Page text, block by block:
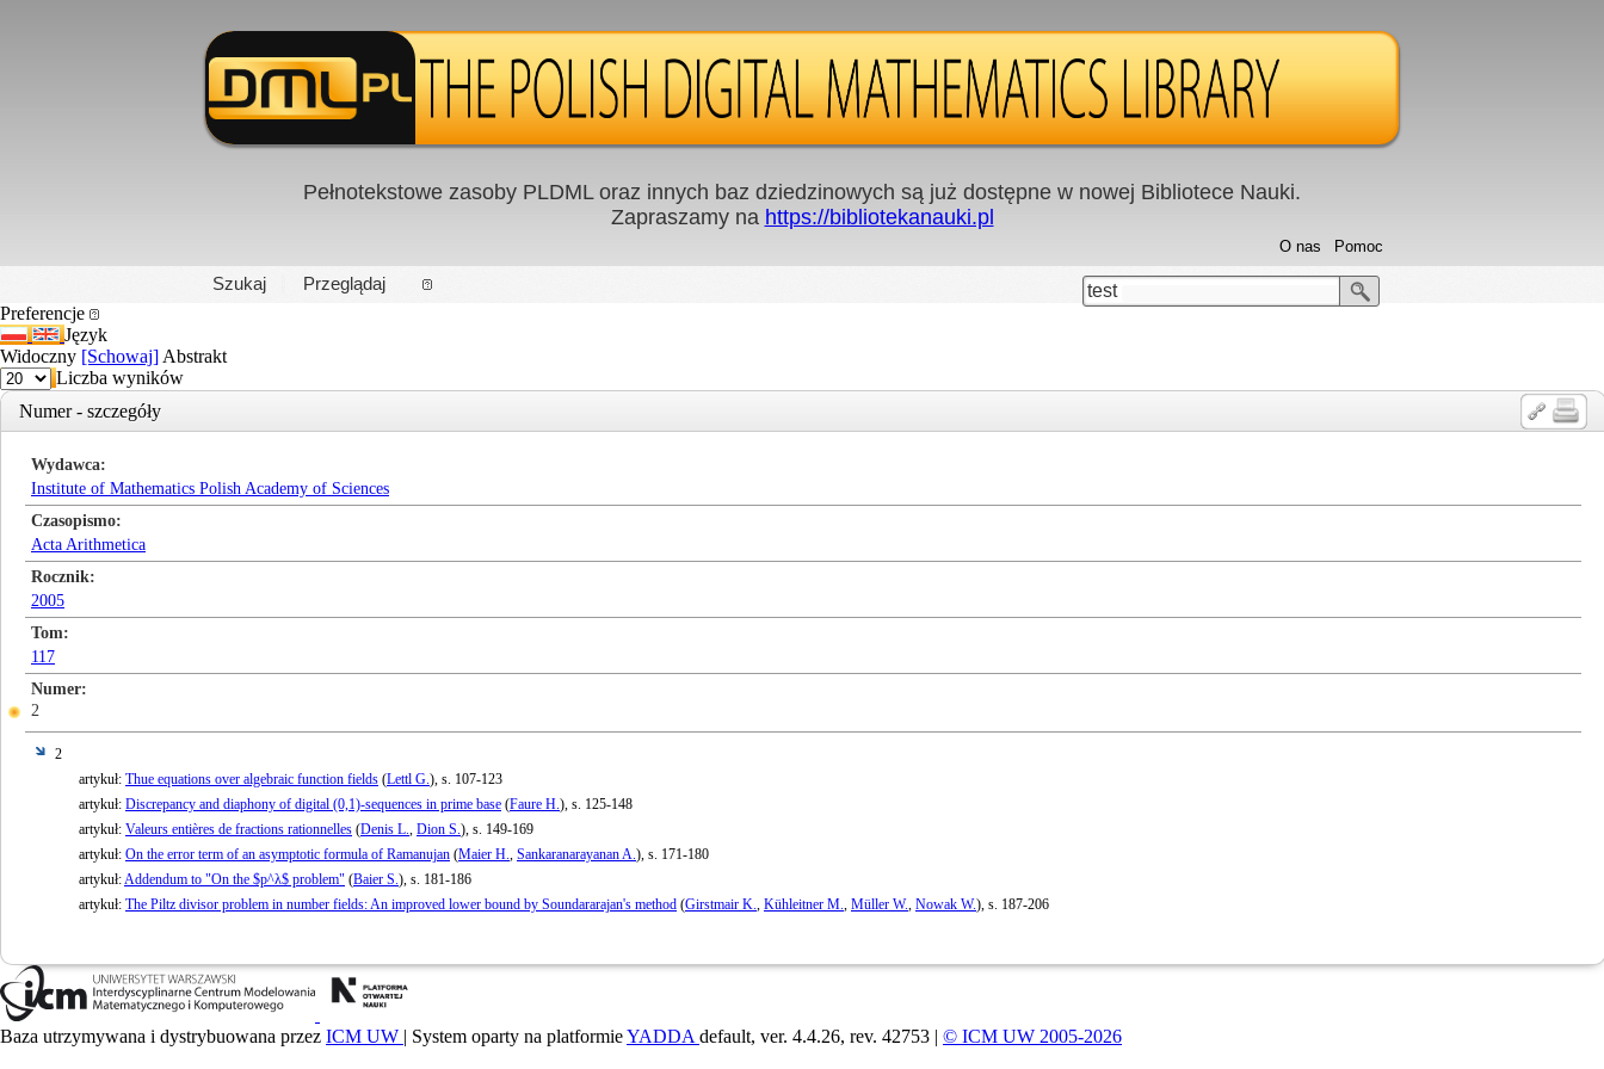
PL|EN
Pełnotekstowe zasoby PLDML oraz innych baz dziedzinowych są już dostępne w nowej Bibliotece Nauki.
Zapraszamy na https://bibliotekanauki.pl
Szukaj Przeglądaj
Pomoc
O nas
test
Preferencje
Język
Widoczny [Schowaj] Abstrakt
Liczba wyników
Numer - szczegóły
Wydawca
Institute of Mathematics Polish Academy of Sciences
Czasopismo
Acta Arithmetica
Rocznik
2005
Tom
117
Numer
2
2
artykuł: Thue equations over algebraic function fields (Lettl G.), s. 107-123
artykuł: Discrepancy and diaphony of digital (0,1)-sequences in prime base (Faure H.), s. 125-148
artykuł: Valeurs entières de fractions rationnelles (Denis L., Dion S.), s. 149-169
artykuł: On the error term of an asymptotic formula of Ramanujan (Maier H., Sankaranarayanan A.), s. 171-180
artykuł:Addendum to "On the $p^λ$ problem" (Baier S.), s. 181-186
artykuł: The Piltz divisor problem in number fields: An improved lower bound by Soundararajan's method (Girstmair K., Kühleitner M., Müller W., Nowak W.), s. 187-206
Baza utrzymywana i dystrybuowana przez ICM UW | System oparty na platformieYADDA default, ver. 4.4.26, rev. 42753 | © ICM UW 2005-2026